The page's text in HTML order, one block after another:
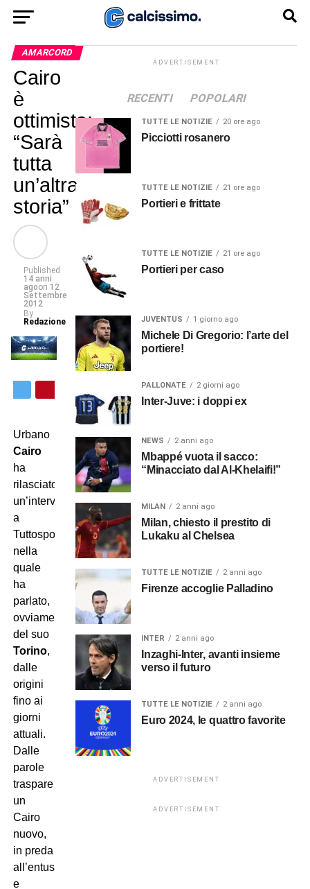
AMARCORD
Cairo
è
ottimista:
“Sarà
tutta
un’altra
storia”
Published
14 anni
agoon 12
Settembre
2012
By
Redazione
Urbano
Cairo
ha
rilasciato
un’intervista
a
Tuttosport,
nella
quale
ha
parlato,
ovviamente,
del suo
Torino,
dalle
origini
fino ai
giorni
attuali.
Dalle
parole
traspare
un
Cairo
nuovo,
in preda
all’entusiasmo,
e
ADVERTISEMENT
RECENTI POPOLARI
TUTTE LE NOTIZIE 20 ore ago
Picciotti rosanero
TUTTE LE NOTIZIE 21 ore ago
Portieri e frittate
TUTTE LE NOTIZIE 21 ore ago
Portieri per caso
JUVENTUS 1 giorno ago
Michele Di Gregorio: l’arte del
portiere!
PALLONATE 2 giorni ago
Inter-Juve: i doppi ex
NEWS 2 anni ago
Mbappé vuota il sacco:
“Minacciato dal Al-Khelaifi!”
MILAN 2 anni ago
Milan, chiesto il prestito di
Lukaku al Chelsea
TUTTE LE NOTIZIE 2 anni ago
Firenze accoglie Palladino
INTER 2 anni ago
Inzaghi-Inter, avanti insieme
verso il futuro
TUTTE LE NOTIZIE 2 anni ago
Euro 2024, le quattro favorite
ADVERTISEMENT
ADVERTISEMENT